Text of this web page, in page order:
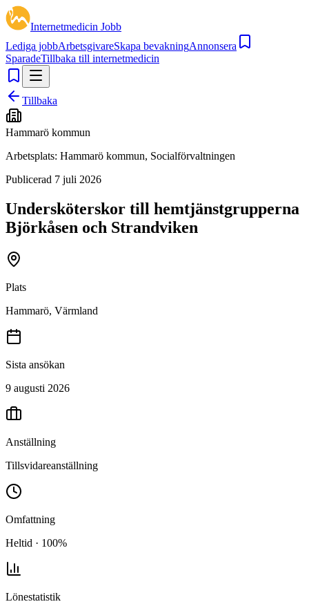
Internetmedicin Jobb
Lediga jobbArbetsgivareSkapa bevakningAnnonsera
SparadeTillbaka till internetmedicin
Tillbaka
Hammarö kommun
Arbetsplats: Hammarö kommun, Socialförvaltningen
Publicerad 7 juli 2026
Undersköterskor till hemtjänstgrupperna
Björkåsen och Strandviken
Plats
Hammarö, Värmland
Sista ansökan
9 augusti 2026
Anställning
Tillsvidareanställning
Omfattning
Heltid · 100%
Lönestatistik